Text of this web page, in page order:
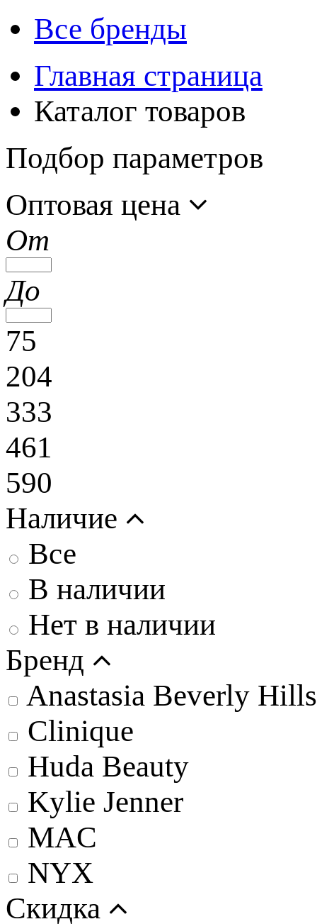
Все бренды
Главная страница
Каталог товаров
Подбор параметров
Оптовая цена
От
До
75
204
333
461
590
Наличие
Все
В наличии
Нет в наличии
Бренд
Anastasia Beverly Hills
Clinique
Huda Beauty
Kylie Jenner
MAC
NYX
Скидка